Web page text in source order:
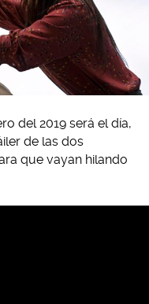
del 2019 será el día,
de las dos
que vayan hilando